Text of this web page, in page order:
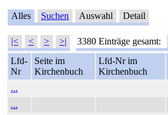
Alles Suchen Auswahl Detail
|< < > >| 3380 Einträge gesamt:
Lfd-
Nr
Seite im
Kirchenbuch
Lfd-Nr im
Kirchenbuch
...
...